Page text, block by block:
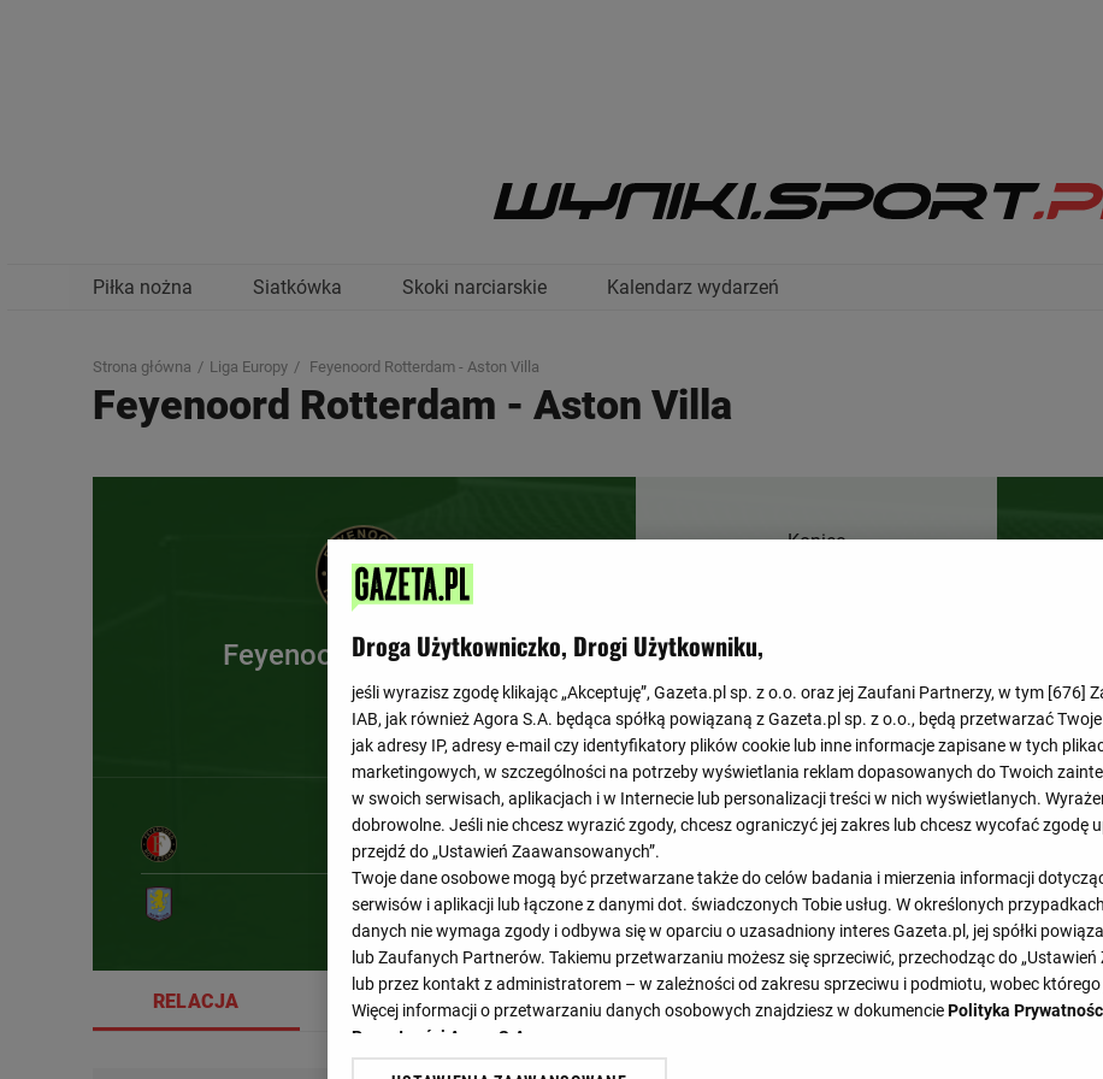
Piłka nożna Siatkówka Skoki narciarskie Kalendarz wydarzeń
Strona główna Liga Europy Feyenoord Rotterdam - Aston Villa
Feyenoord Rotterdam - Aston Villa
Feyenoord Rotterdam
Koniec
13'
61'
RELACJA SZCZEGÓŁY SKŁADY STATYSTYKI TERMINARZ
Droga Użytkowniczko, Drogi Użytkowniku,
jeśli wyrazisz zgodę klikając „Akceptuję”, Gazeta.pl sp. z o.o. oraz jej Zaufani Partnerzy, w tym [676]
IAB, jak również Agora S.A. będąca spółką powiązaną z Gazeta.pl sp. z o.o., będą przetwarzać
jak adresy IP, adresy e-mail czy identyfikatory plików cookie lub inne informacje zapisane w tych
marketingowych, w szczególności na potrzeby wyświetlania reklam dopasowanych do Twoich
w swoich serwisach, aplikacjach i w Internecie lub personalizacji treści w nich wyświetlanych.
dobrowolne. Jeśli nie chcesz wyrazić zgody, chcesz ograniczyć jej zakres lub chcesz wycofać zgodę
przejdź do „Ustawień Zaawansowanych”.
Twoje dane osobowe mogą być przetwarzane także do celów badania i mierzenia informacji
serwisów i aplikacji lub łączone z danymi dot. świadczonych Tobie usług. W określonych
danych nie wymaga zgody i odbywa się w oparciu o uzasadniony interes Gazeta.pl, jej spółki
lub Zaufanych Partnerów. Takiemu przetwarzaniu możesz się sprzeciwić, przechodząc do
lub przez kontakt z administratorem – w zależności od zakresu sprzeciwu i podmiotu, wobec
Więcej informacji o przetwarzaniu danych osobowych znajdziesz w dokumenciePolityka
Prywatności Agora S.A.